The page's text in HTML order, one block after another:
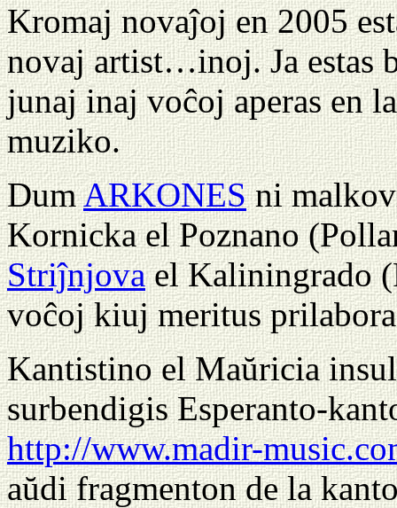
Kromaj novaĵoj en 2005
novaj artist…inoj. Ja estas
junaj inaj voĉoj aperas en
muziko.
DumARKONESni
Kornicka el Poznano
Striĵnjovael Kaliningrado
voĉoj kiuj meritus
Kantistino el Maŭricia
surbendigis Esperanto-
http://www.madir-
aŭdi fragmenton de la